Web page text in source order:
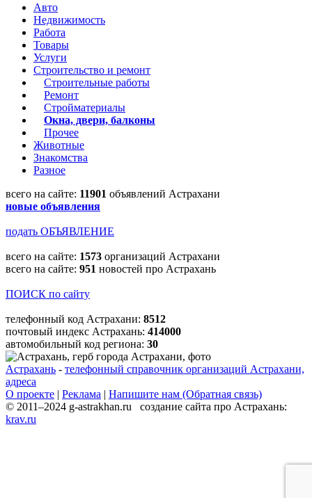
Авто
Недвижимость
Работа
Товары
Услуги
Строительство и ремонт
Строительные работы
Ремонт
Стройматериалы
Окна, двери, балконы
Прочее
Животные
Знакомства
Разное
всего на сайте: 11901 объявлений Астрахани
новые объявления
подать ОБЪЯВЛЕНИЕ
всего на сайте: 1573 организаций Астрахани
всего на сайте: 951 новостей про Астрахань
ПОИСК по сайту
телефонный код Астрахани: 8512
почтовый индекс Астрахань: 414000
автомобильный код региона: 30
Астрахань - телефонный справочник организаций Астрахани,
адреса
О проекте | Реклама | Напишите нам (Обратная связь)
© 2011–2024 g-astrakhan.ru создание сайта про Астрахань:
krav.ru